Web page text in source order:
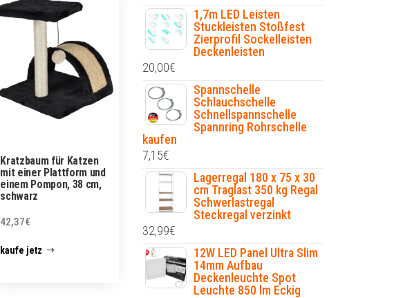
Kratzbaum für Katzen
mit einer Plattform und
einem Pompon, 38 cm,
schwarz
42,37€
kaufe jetz
1,7m LED Leisten
Stuckleisten Stoßfest
Zierprofil Sockelleisten
Deckenleisten
20,00€
Spannschelle
Schlauchschelle
Schnellspannschelle
Spannring Rohrschelle
kaufen
7,15€
Lagerregal 180 x 75 x 30
cm Traglast 350 kg Regal
Schwerlastregal
Steckregal verzinkt
32,99€
12W LED Panel Ultra Slim
14mm Aufbau
Deckenleuchte Spot
Leuchte 850 lm Eckig